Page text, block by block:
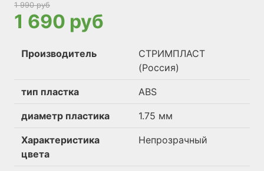
1 990 руб
1 690 руб
Производитель
СТРИМПЛАСТ
(Россия)
тип пластка ABS
диаметр пластика 1.75 мм
Характеристика
цвета
Непрозрачный